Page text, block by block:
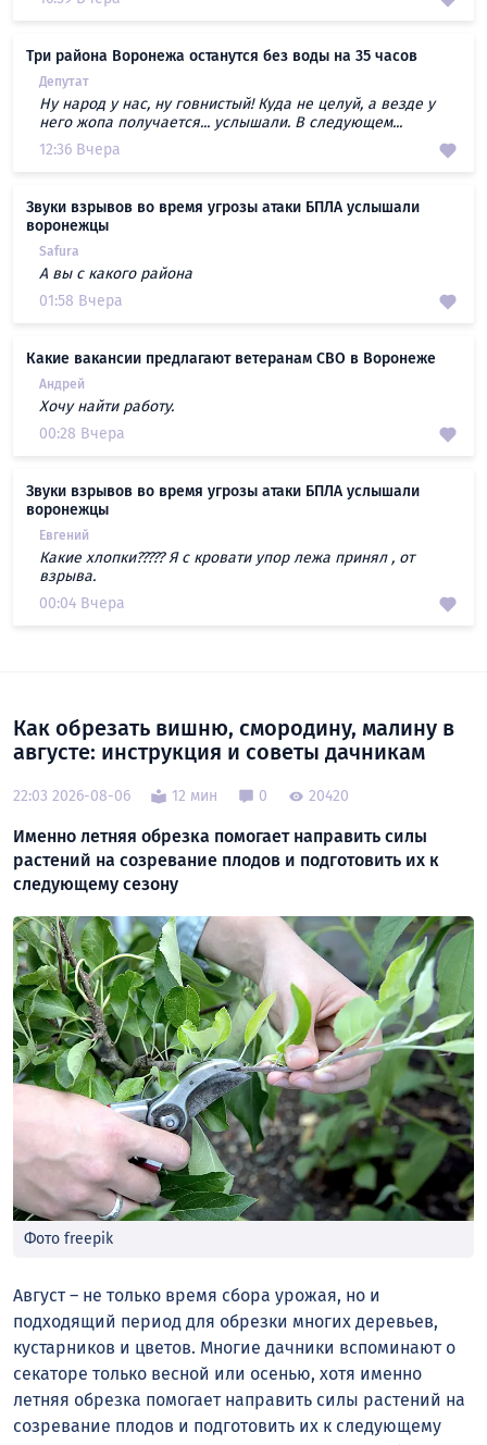
Три района Воронежа останутся без воды на 35 часов
Депутат
Ну народ у нас, ну говнистый! Куда не целуй, а везде у
него жопа получается... услышали. В следующем...
12:36 Вчера
Звуки взрывов во время угрозы атаки БПЛА услышали
воронежцы
Safura
А вы с какого района
01:58 Вчера
Какие вакансии предлагают ветеранам СВО в Воронеже
Андрей
Хочу найти работу.
00:28 Вчера
Звуки взрывов во время угрозы атаки БПЛА услышали
воронежцы
Евгений
Какие хлопки????? Я с кровати упор лежа принял , от
взрыва.
00:04 Вчера
Как обрезать вишню, смородину, малину в
августе: инструкция и советы дачникам
22:03 2026-08-06 12 мин 0 20420
Именно летняя обрезка помогает направить силы
растений на созревание плодов и подготовить их к
следующему сезону
Фото freepik
Август – не только время сбора урожая, но и
подходящий период для обрезки многих деревьев,
кустарников и цветов. Многие дачники вспоминают о
секаторе только весной или осенью, хотя именно
летняя обрезка помогает направить силы растений на
созревание плодов и подготовить их к следующему